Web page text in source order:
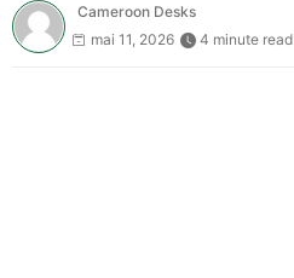
Cameroon Desks
mai 11, 2026
4 minute read